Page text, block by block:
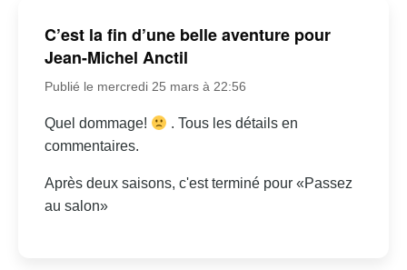
C’est la fin d’une belle aventure pour
Jean-Michel Anctil
Publié le mercredi 25 mars à 22:56
Quel dommage!
. Tous les détails en
commentaires.
Après deux saisons, c'est terminé pour «Passez
au salon»